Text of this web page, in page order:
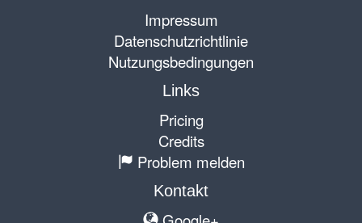
Impressum
Datenschutzrichtlinie
Nutzungsbedingungen
Links
Pricing
Credits
Problem melden
Kontakt